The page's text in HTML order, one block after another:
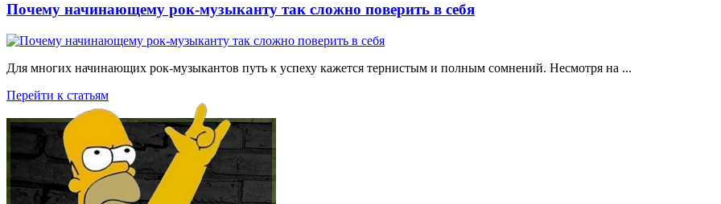
Почему начинающему рок-музыканту так сложно поверить в себя
Для многих начинающих рок-музыкантов путь к успеху кажется тернистым и полным сомнений. Несмотря на ...
Перейти к статьям